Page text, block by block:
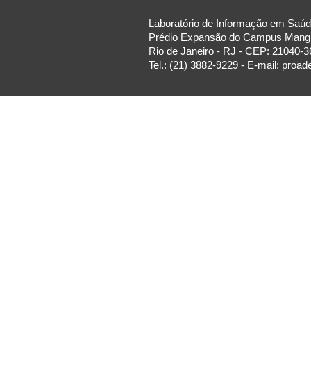
Laboratório de Informação em
Prédio Expansão do Campus
Rio de Janeiro - RJ - CEP: 21040-
Tel.: (21) 3882-9229 - E-mail: